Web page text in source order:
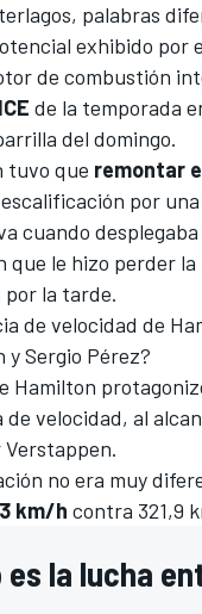
palabras
exhibido por
de combustión
ICE de la temporada
del domingo.
tuvo que remontar
por
cuando
que le hizo perder
por la tarde.
de velocidad de
ySergio Pérez?
Hamilton
velocidad, al
no era muy
km/h contra 321,9
la lucha